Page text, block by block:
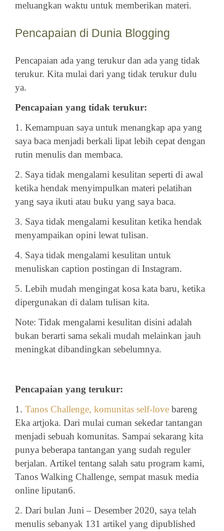
meluangkan waktu untuk memberikan materi.
Pencapaian di Dunia Blogging
Pencapaian ada yang terukur dan ada yang tidak
terukur. Kita mulai dari yang tidak terukur dulu
ya.
Pencapaian yang tidak terukur:
1. Kemampuan saya untuk menangkap apa yang
saya baca menjadi berkali lipat lebih cepat dengan
rutin menulis dan membaca.
2. Saya tidak mengalami kesulitan seperti di awal
ketika hendak menyimpulkan materi pelatihan
yang saya ikuti atau buku yang saya baca.
3. Saya tidak mengalami kesulitan ketika hendak
menyampaikan opini lewat tulisan.
4. Saya tidak mengalami kesulitan untuk
menuliskan caption postingan di Instagram.
5. Lebih mudah mengingat kosa kata baru, ketika
dipergunakan di dalam tulisan kita.
Note: Tidak mengalami kesulitan disini adalah
bukan berarti sama sekali mudah melainkan jauh
meningkat dibandingkan sebelumnya.
Pencapaian yang terukur:
1. Tanos Challenge, komunitas self-love bareng
Eka artjoka. Dari mulai cuman sekedar tantangan
menjadi sebuah komunitas. Sampai sekarang kita
punya beberapa tantangan yang sudah reguler
berjalan. Artikel tentang salah satu program kami,
Tanos Walking Challenge, sempat masuk media
online liputan6.
2. Dari bulan Juni – Desember 2020, saya telah
menulis sebanyak 131 artikel yang dipublished